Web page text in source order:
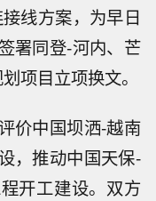
线方案，为早日
署同登-河内、芒
项目立项换文。
价中国坝洒-越南
，推动中国天保-
开工建设。双方